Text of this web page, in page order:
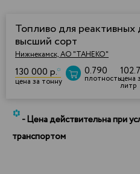
Топливо для реактивных
высший сорт
Нижнекамск, АО "ТАНЕКО"
130 000 р.*
цена за тонну
0.790
плотностьцена
литр
*- Цена действительна при
транспортом